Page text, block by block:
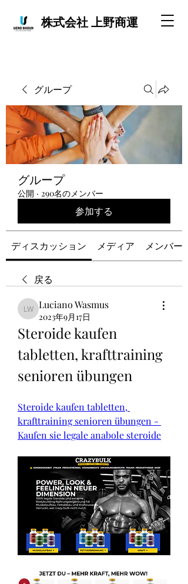
株式会社 上野商運
グループ
グループ
公開 · 290名のメンバー
参加する
ディスカッション メディア メンバー
戻る
Luciano Wasmus
Luciano Wasmus
2023年9月17日
Steroide kaufen
tabletten, krafttraining
senioren übungen
Steroide kaufen tabletten,
krafttraining senioren übungen -
Kaufen sie legale anabole steroide